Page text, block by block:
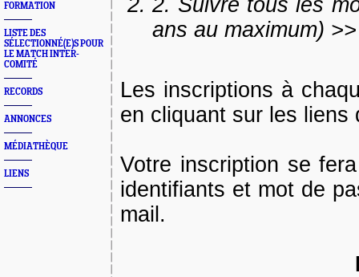
FORMATION
LISTE DES
SÉLECTIONNÉ(E)S POUR
LE MATCH INTER-
COMITÉ
RECORDS
ANNONCES
MÉDIATHÈQUE
LIENS
2. Suivre tous les
ans au maximum)
Les inscriptions à
en cliquant sur les liens
Votre inscription se
identifiants et mot de
mail.